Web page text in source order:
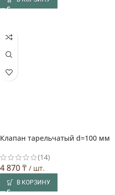
Выбор покупателя
Клапан тарельчатый d=100 мм
(14)
4 870₸ / шт.
В КОРЗИНУ